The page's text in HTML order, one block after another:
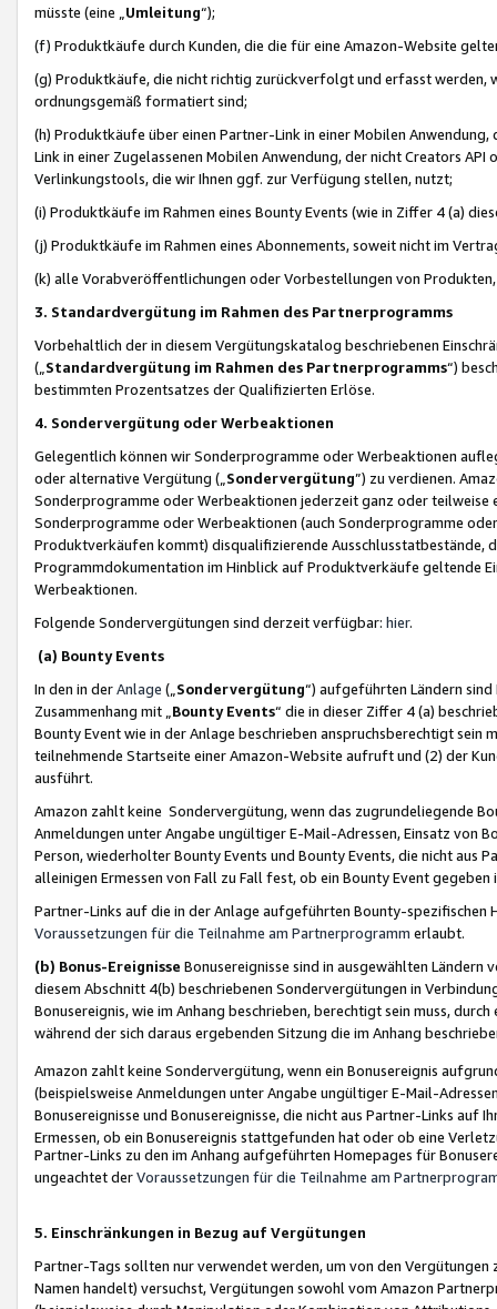
müsste (eine „ Umleitung“);
(f) Produktkäufe durch Kunden, die die für eine Amazon-Website
(g) Produktkäufe, die nicht richtig zurückverfolgt und erfasst werden,
ordnungsgemäß formatiert sind;
(h) Produktkäufe über einen Partner-Link in einer Mobilen
Link in einer Zugelassenen Mobilen Anwendung, der nicht Creators
Verlinkungstools, die wir Ihnen ggf. zur Verfügung stellen, nutzt;
(i) Produktkäufe im Rahmen eines Bounty Events (wie in Ziffer 4 (a)
(j) Produktkäufe im Rahmen eines Abonnements, soweit nicht im
(k) alle Vorabveröffentlichungen oder Vorbestellungen von
3. Standardvergütung im Rahmen des Partnerprogramms
Vorbehaltlich der in diesem Vergütungskatalog beschriebenen
(„ Standardvergütung im Rahmen des Partnerprogramms“)
bestimmten Prozentsatzes der Qualifizierten Erlöse.
4. Sondervergütung oder Werbeaktionen
Gelegentlich können wir Sonderprogramme oder Werbeaktionen
oder alternative Vergütung („ Sondervergütung”) zu verdienen.
Sonderprogramme oder Werbeaktionen jederzeit ganz oder
Sonderprogramme oder Werbeaktionen (auch Sonderprogramme
Produktverkäufen kommt) disqualifizierende Ausschlusstatbestände,
Programmdokumentation im Hinblick auf Produktverkäufe geltende
Werbeaktionen.
Folgende Sondervergütungen sind derzeit verfügbar: hier.
(a) Bounty Events
In den in derAnlage („ Sondervergütung“) aufgeführten Ländern
Zusammenhang mit „ Bounty Events“ die in dieser Ziffer 4 (a)
Bounty Event wie in der Anlage beschrieben anspruchsberechtigt sein
teilnehmende Startseite einer Amazon-Website aufruft und (2) der
ausführt.
Amazon zahlt keine Sondervergütung, wenn das zugrundeliegende
Anmeldungen unter Angabe ungültiger E-Mail-Adressen, Einsatz von
Person, wiederholter Bounty Events und Bounty Events, die nicht
alleinigen Ermessen von Fall zu Fall fest, ob ein Bounty Event
Partner-Links auf die in der Anlage aufgeführten Bounty-spezifischen
Voraussetzungen für die Teilnahme am Partnerprogramm erlaubt.
(b) Bonus-Ereignisse Bonusereignisse sind in ausgewählten Ländern
diesem Abschnitt 4(b) beschriebenen Sondervergütungen in
Bonusereignis, wie im Anhang beschrieben, berechtigt sein muss,
während der sich daraus ergebenden Sitzung die im Anhang
Amazon zahlt keine Sondervergütung, wenn ein Bonusereignis
(beispielsweise Anmeldungen unter Angabe ungültiger E-Mail-
Bonusereignisse und Bonusereignisse, die nicht aus Partner-Links auf
Ermessen, ob ein Bonusereignis stattgefunden hat oder ob eine
Partner-Links zu den im Anhang aufgeführten Homepages für
ungeachtet derVoraussetzungen für die Teilnahme am
5. Einschränkungen in Bezug auf Vergütungen
Partner-Tags sollten nur verwendet werden, um von den
Namen handelt) versuchst, Vergütungen sowohl vom Amazon